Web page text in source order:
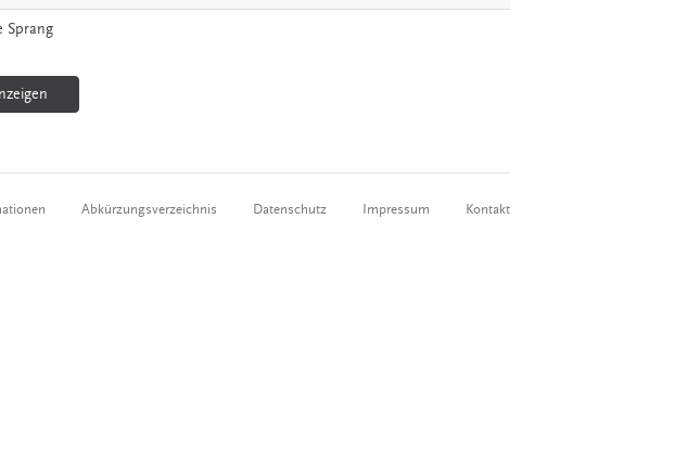
Sprang
Abkürzungsverzeichnis Datenschutz Impressum Kontakt